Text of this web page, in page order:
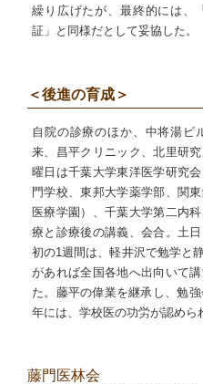
繰り広げたが、最終的には、
証」と同様だとして妥協した。
＜後進の育成＞
自院の診療のほか、中将湯ビ
来、昌平クリニック、北里研
曜日は千葉大学東洋医学研究
門学校、東邦大学薬学部、関
医療学園）、千葉大学第二内
療と診療後の講義、会合。土
初の1週間は、軽井沢で勉学と
があれば全国各地へ出向いて
た。藤平の偉業を継承し、勉
年には、学校医の功労が認めら
藤門医林会